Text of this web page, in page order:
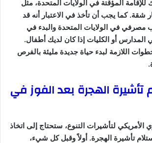
للإقامة المؤقتة في الولايات المتحدة، مثل
شقة. كما يجب أن تأخذ في الاعتبار أنه قد
مصرفي في الولايات المتحدة والبدء في
المدارس أو الكليات إذا كان لديك أطفال.
اللازمة لبدء حياة جديدة مليئة بالفرص
تأشيرة الهجرة بعد الفوز في
الأمريكي لتأشيرات التنوع، ستحتاج إلى اتخاذ
تأشيرة الهجرة. أولاً وقبل كل شيء،